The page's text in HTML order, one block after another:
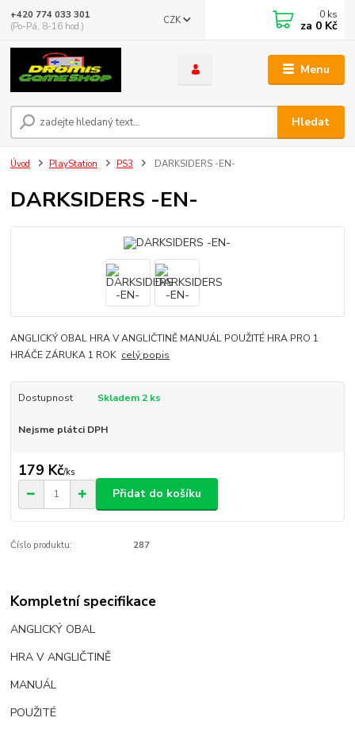
Menu
CZK
Hledat
+420 774 033 301
(Po-Pá, 8-16 hod.)
0 ks
za 0 Kč
Úvod PlayStation PS3 DARKSIDERS -EN-
DARKSIDERS -EN-
ANGLICKÝ OBAL HRA V ANGLIČTINĚ MANUÁL POUŽITÉ HRA PRO 1
HRÁČE ZÁRUKA 1 ROK celý popis
Dostupnost Skladem 2 ks
Nejsme plátci DPH
179 Kč/ks
Přidat do košíku
Číslo produktu: 287
Kompletní specifikace
ANGLICKÝ OBAL
HRA V ANGLIČTINĚ
MANUÁL
POUŽITÉ